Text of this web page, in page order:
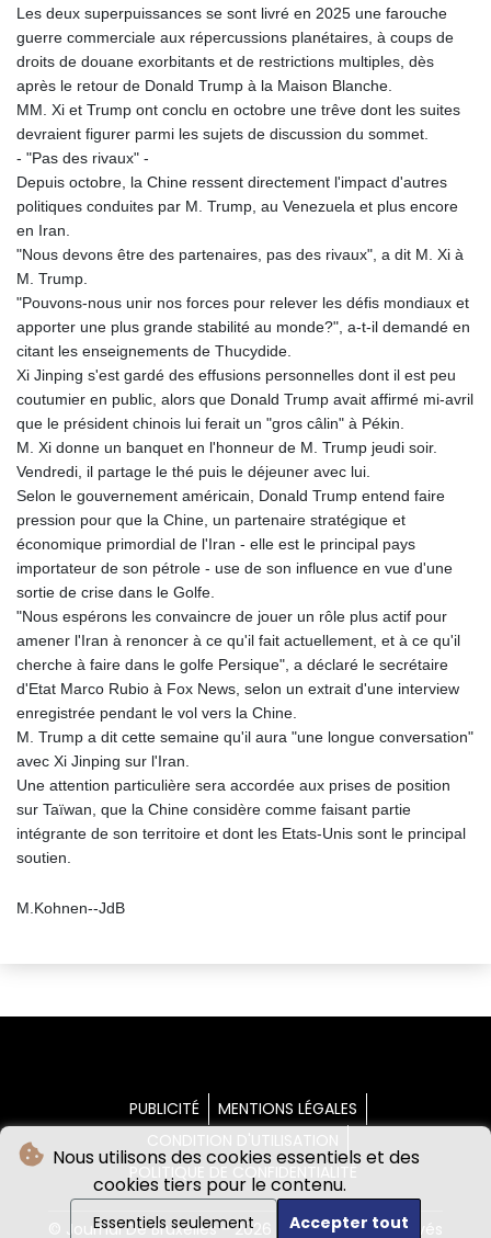
Nous utilisons des cookies essentiels et des
cookies tiers pour le contenu.
Essentiels seulement Accepter tout
Les deux superpuissances se sont livré en 2025 une farouche
guerre commerciale aux répercussions planétaires, à coups de
droits de douane exorbitants et de restrictions multiples, dès
après le retour de Donald Trump à la Maison Blanche.
MM. Xi et Trump ont conclu en octobre une trêve dont les suites
devraient figurer parmi les sujets de discussion du sommet.
- "Pas des rivaux" -
Depuis octobre, la Chine ressent directement l'impact d'autres
politiques conduites par M. Trump, au Venezuela et plus encore
en Iran.
"Nous devons être des partenaires, pas des rivaux", a dit M. Xi à
M. Trump.
"Pouvons-nous unir nos forces pour relever les défis mondiaux et
apporter une plus grande stabilité au monde?", a-t-il demandé en
citant les enseignements de Thucydide.
Xi Jinping s'est gardé des effusions personnelles dont il est peu
coutumier en public, alors que Donald Trump avait affirmé mi-avril
que le président chinois lui ferait un "gros câlin" à Pékin.
M. Xi donne un banquet en l'honneur de M. Trump jeudi soir.
Vendredi, il partage le thé puis le déjeuner avec lui.
Selon le gouvernement américain, Donald Trump entend faire
pression pour que la Chine, un partenaire stratégique et
économique primordial de l'Iran - elle est le principal pays
importateur de son pétrole - use de son influence en vue d'une
sortie de crise dans le Golfe.
"Nous espérons les convaincre de jouer un rôle plus actif pour
amener l'Iran à renoncer à ce qu'il fait actuellement, et à ce qu'il
cherche à faire dans le golfe Persique", a déclaré le secrétaire
d'Etat Marco Rubio à Fox News, selon un extrait d'une interview
enregistrée pendant le vol vers la Chine.
M. Trump a dit cette semaine qu'il aura "une longue conversation"
avec Xi Jinping sur l'Iran.
Une attention particulière sera accordée aux prises de position
sur Taïwan, que la Chine considère comme faisant partie
intégrante de son territoire et dont les Etats-Unis sont le principal
soutien.
M.Kohnen--JdB
PUBLICITÉ
MENTIONS LÉGALES
CONDITION D'UTILISATION
POLITIQUE DE CONFIDENTIALITÉ
© Journal De Bruxelles - 2026 - Tous droits réservés